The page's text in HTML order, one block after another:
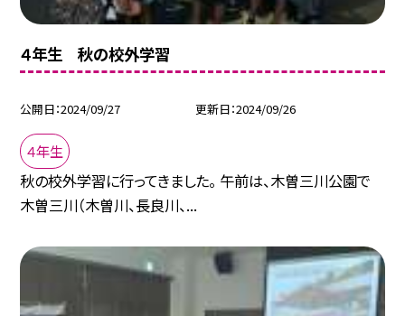
４年生 秋の校外学習
公開日 2024/09/27 更新日 2024/09/26
４年生
秋の校外学習に行ってきました。 午前は、木曽三川公園で
木曽三川（木曽川、長良川、...